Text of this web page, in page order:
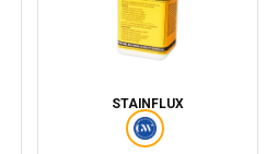
STAINFLUX